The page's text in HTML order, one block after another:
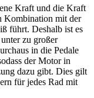
Kraft und die Kraft
Kombination mit der
führt. Deshalb ist es
zu großer
in die Pedale
der Motor in
dazu gibt. Dies gilt
für jedes Rad mit